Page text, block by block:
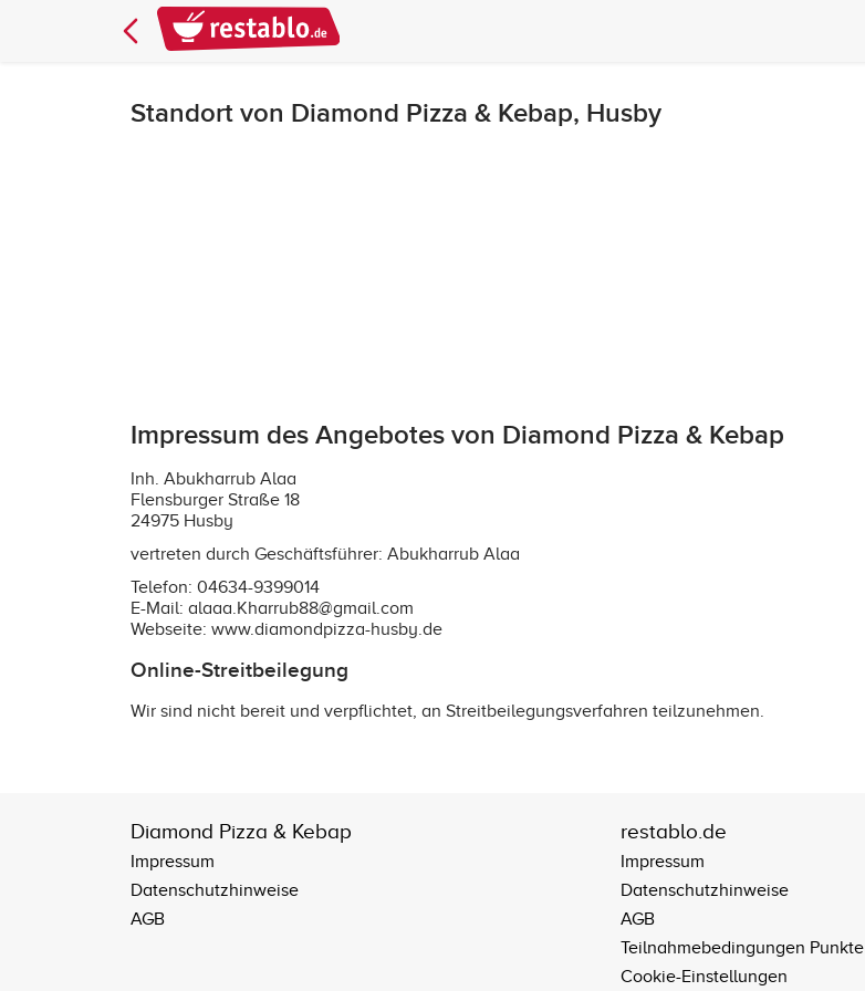
Standort von Diamond Pizza & Kebap, Husby
Impressum des Angebotes von Diamond Pizza & Kebap
Inh. Abukharrub Alaa
Flensburger Straße 18
24975 Husby
vertreten durch Geschäftsführer: Abukharrub Alaa
Telefon: 04634-9399014
E-Mail: alaaa.Kharrub88@gmail.com
Webseite: www.diamondpizza-husby.de
Online-Streitbeilegung
Wir sind nicht bereit und verpflichtet, an Streitbeilegungsverfahren teilzunehmen.
Diamond Pizza & Kebap
Impressum
Datenschutzhinweise
AGB
restablo.de
Impressum
Datenschutzhinweise
AGB
Teilnahmebedingungen Punkte
Cookie-Einstellungen